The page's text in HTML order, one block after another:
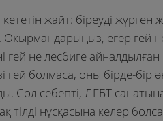
кететін жайт: біреуді
Оқырмандарыңыз, егер гей
гей не лесбиге
гей болмаса, оны бірде-бір
Сол себепті, ЛГБТ
тілді нұсқасына келер